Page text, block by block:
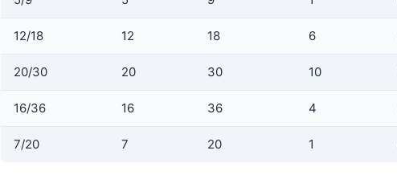
12/18 12 18 6
20/30 20 30 10
16/36 16 36 4
7/20 7 20 1